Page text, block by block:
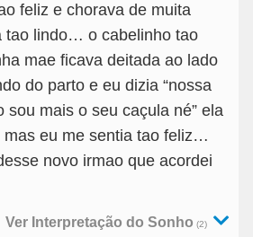
feliz e chorava de muita
tao lindo… o cabelinho tao
mae ficava deitada ao lado
do parto e eu dizia “nossa
sou mais o seu caçula né” ela
eu me sentia tao feliz…
novo irmao que acordei
Ver Interpretação do Sonho (2)